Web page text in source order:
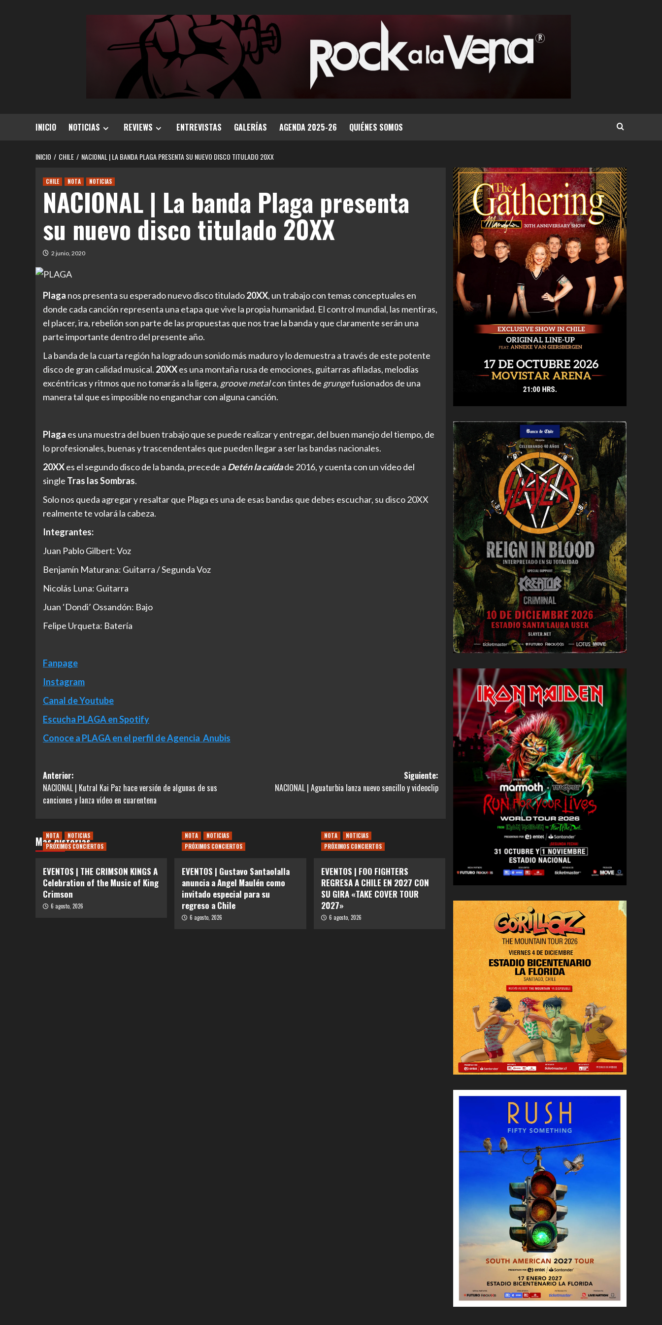
INICIO NOTICIAS REVIEWS ENTREVISTAS GALERÍAS AGENDA 2025-26 QUIÉNES SOMOS
INICIO CHILE NACIONAL | LA BANDA PLAGA PRESENTA SU NUEVO DISCO TITULADO 20XX
CHILE NOTA NOTICIAS
NACIONAL | La banda Plaga presenta
su nuevo disco titulado 20XX
2 junio, 2020
Plaga nos presenta su esperado nuevo disco titulado20XX, un trabajo con temas conceptuales en
donde cada canción representa una etapa que vive la propia humanidad. El control mundial, las mentiras,
el placer, ira, rebelión son parte de las propuestas que nos trae la banda y que claramente serán una
parte importante dentro del presente año.
La banda de la cuarta región ha logrado un sonido más maduro y lo demuestra a través de este potente
disco de gran calidad musical. 20XXes una montaña rusa de emociones, guitarras afiladas, melodías
excéntricas y ritmos que no tomarás a la ligera, groove metalcon tintes de grungefusionados de una
manera tal que es imposible no enganchar con alguna canción.
Plaga es una muestra del buen trabajo que se puede realizar y entregar, del buen manejo del tiempo, de
lo profesionales, buenas y trascendentales que pueden llegar a ser las bandas nacionales.
20XXes el segundo disco de la banda, precede a Detén la caídade 2016, y cuenta con un vídeo del
single Tras las Sombras.
Solo nos queda agregar y resaltar que Plaga es una de esas bandas que debes escuchar, su disco 20XX
realmente te volará la cabeza.
Integrantes:
Juan Pablo Gilbert: Voz
Benjamín Maturana: Guitarra / Segunda Voz
Nicolás Luna: Guitarra
Juan ‘Dondi’ Ossandón: Bajo
Felipe Urqueta: Batería
Fanpage
Instagram
Canal de Youtube
Escucha PLAGA en Spotify
Conoce a PLAGA en el perfil de Agencia Anubis
Navegación
de
entradas
Anterior:
NACIONAL | Kutral Kai Paz hace versión de algunas de sus
canciones y lanza vídeo en cuarentena
Siguiente:
NACIONAL | Aguaturbia lanza nuevo sencillo y videoclip
Más historias
NOTA
NOTICIAS
PRÓXIMOS CONCIERTOS
EVENTOS | THE CRIMSON KINGS A
Celebration of the Music of King
Crimson
6 agosto, 2026
NOTA
NOTICIAS
PRÓXIMOS CONCIERTOS
EVENTOS | Gustavo Santaolalla
anuncia a Angel Maulén como
invitado especial para su
regreso a Chile
6 agosto, 2026
NOTA
NOTICIAS
PRÓXIMOS CONCIERTOS
EVENTOS | FOO FIGHTERS
REGRESA A CHILE EN 2027 CON
SU GIRA «TAKE COVER TOUR
2027»
6 agosto, 2026